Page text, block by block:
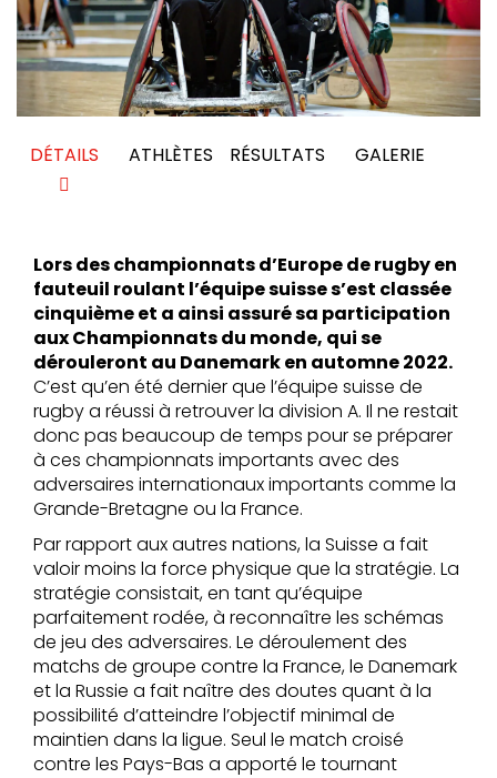
DÉTAILS ATHLÈTES RÉSULTATS GALERIE
Lors des championnats d’Europe de rugby en
fauteuil roulant l’équipe suisse s’est classée
cinquième et a ainsi assuré sa participation
aux Championnats du monde, qui se
dérouleront au Danemark en automne 2022.
C’est qu’en été dernier que l’équipe suisse de
rugby a réussi à retrouver la division A. Il ne restait
donc pas beaucoup de temps pour se préparer
à ces championnats importants avec des
adversaires internationaux importants comme la
Grande-Bretagne ou la France.
Par rapport aux autres nations, la Suisse a fait
valoir moins la force physique que la stratégie. La
stratégie consistait, en tant qu’équipe
parfaitement rodée, à reconnaître les schémas
de jeu des adversaires. Le déroulement des
matchs de groupe contre la France, le Danemark
et la Russie a fait naître des doutes quant à la
possibilité d’atteindre l’objectif minimal de
maintien dans la ligue. Seul le match croisé
contre les Pays-Bas a apporté le tournant